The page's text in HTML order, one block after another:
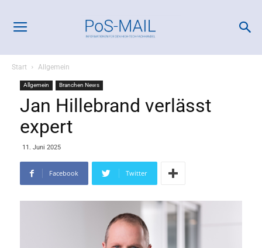
Start Allgemein
Allgemein Branchen News
Jan Hillebrand verlässt
expert
11. Juni 2025
Facebook Twitter